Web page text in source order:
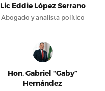
Lic Eddie López Serrano
Abogado y analista político
Hon. Gabriel “Gaby”
Hernández